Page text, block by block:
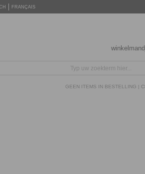
FRANÇAIS
GEEN ITEMS IN BESTELLING |